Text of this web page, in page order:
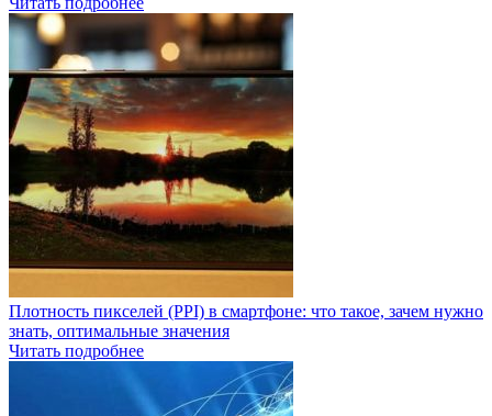
Плотность пикселей (PPI) в смартфоне: что такое, зачем нужно
знать, оптимальные значения
Читать подробнее